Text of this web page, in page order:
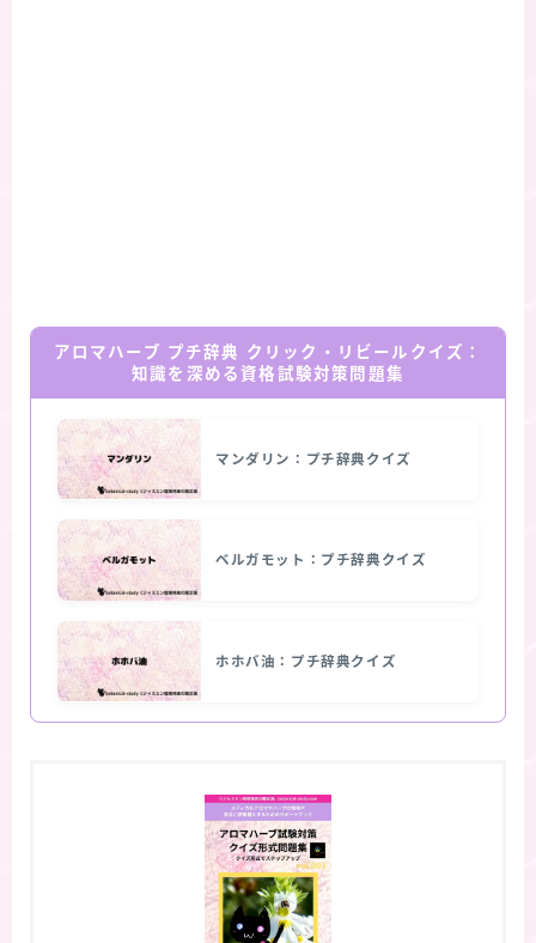
アロマハーブ プチ辞典 クリック・リビールクイズ：
知識を深める資格試験対策問題集
マンダリン：プチ辞典クイズ
ベルガモット：プチ辞典クイズ
ホホバ油：プチ辞典クイズ